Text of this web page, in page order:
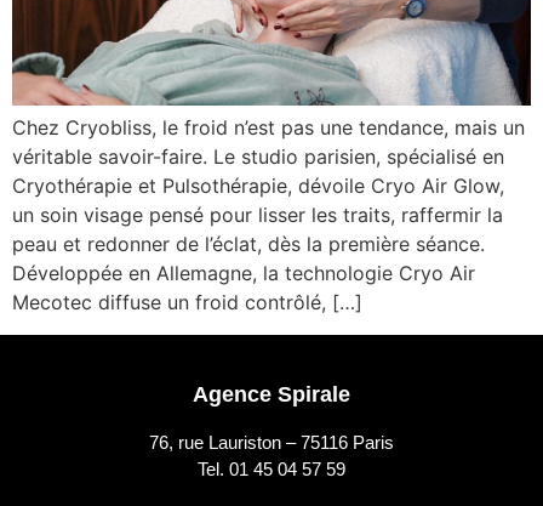
Chez Cryobliss, le froid n’est pas une tendance, mais un
véritable savoir-faire. Le studio parisien, spécialisé en
Cryothérapie et Pulsothérapie, dévoile Cryo Air Glow,
un soin visage pensé pour lisser les traits, raffermir la
peau et redonner de l’éclat, dès la première séance.
Développée en Allemagne, la technologie Cryo Air
Mecotec diffuse un froid contrôlé, […]
Agence Spirale
76, rue Lauriston – 75116 Paris
Tel. 01 45 04 57 59